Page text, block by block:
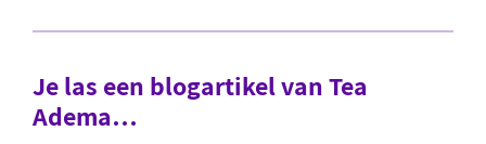
Je las een blogartikel van Tea
Adema…